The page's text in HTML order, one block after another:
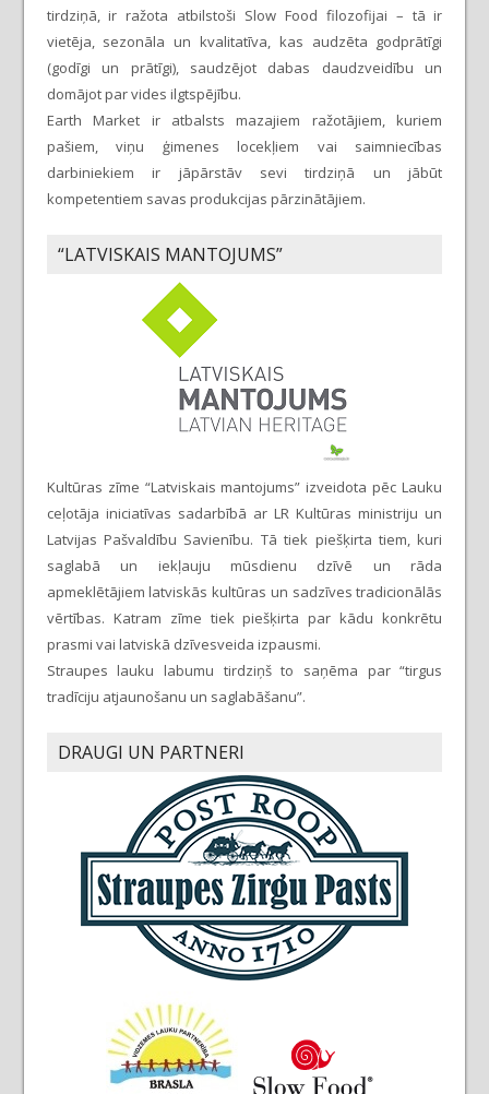
tirdziņā, ir ražota atbilstoši Slow Food filozofijai – tā ir
vietēja, sezonāla un kvalitatīva, kas audzēta godprātīgi
(godīgi un prātīgi), saudzējot dabas daudzveidību un
domājot par vides ilgtspējību.
Earth Market ir atbalsts mazajiem ražotājiem, kuriem
pašiem, viņu ģimenes locekļiem vai saimniecības
darbiniekiem ir jāpārstāv sevi tirdziņā un jābūt
kompetentiem savas produkcijas pārzinātājiem.
“LATVISKAIS MANTOJUMS”
Kultūras zīme “Latviskais mantojums” izveidota pēc Lauku
ceļotāja iniciatīvas sadarbībā ar LR Kultūras ministriju un
Latvijas Pašvaldību Savienību. Tā tiek piešķirta tiem, kuri
saglabā un iekļauju mūsdienu dzīvē un rāda
apmeklētājiem latviskās kultūras un sadzīves tradicionālās
vērtības. Katram zīme tiek piešķirta par kādu konkrētu
prasmi vai latviskā dzīvesveida izpausmi.
Straupes lauku labumu tirdziņš to saņēma par “tirgus
tradīciju atjaunošanu un saglabāšanu”.
DRAUGI UN PARTNERI